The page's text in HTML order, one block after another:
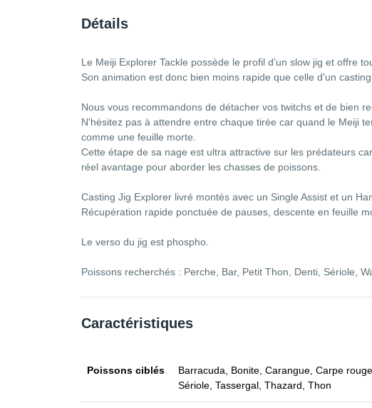
Détails
Le Meiji Explorer Tackle possède le profil d'un slow jig et offre
Son animation est donc bien moins rapide que celle d'un casting
Nous vous recommandons de détacher vos twitchs et de bien
N'hésitez pas à attendre entre chaque tirée car quand le Meiji
comme une feuille morte.
Cette étape de sa nage est ultra attractive sur les prédateurs
réel avantage pour aborder les chasses de poissons.
Casting Jig Explorer livré montés avec un Single Assist et un
Récupération rapide ponctuée de pauses, descente en feuille
Le verso du jig est phospho.
Poissons recherchés : Perche, Bar, Petit Thon, Denti, Sériole,
Caractéristiques
Poissons ciblés
Barracuda, Bonite, Carangue, Carpe
Sériole, Tassergal, Thazard, Thon